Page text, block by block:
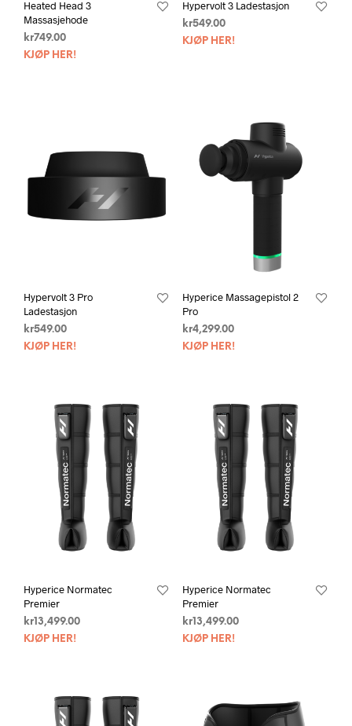
Heated Head 3
Massasjehode
kr749.00
KJØP HER!
Hypervolt 3 Ladestasjon
kr549.00
KJØP HER!
Hypervolt 3 Pro
Ladestasjon
kr549.00
KJØP HER!
Hyperice Massagepistol 2
Pro
kr4,299.00
KJØP HER!
Hyperice Normatec
Premier
kr13,499.00
KJØP HER!
Hyperice Normatec
Premier
kr13,499.00
KJØP HER!